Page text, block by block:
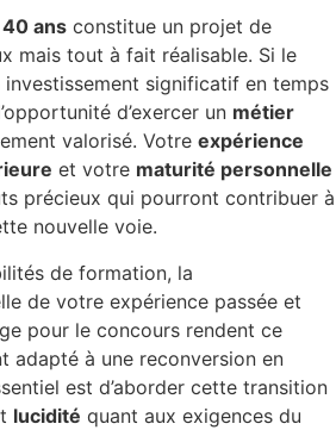
ans constitue un projet de
mais tout à fait réalisable. Si le
investissement significatif en temps
d’exercer un métier
valorisé. Votre expérience
et votre maturité personnelle
précieux qui pourront contribuer à
nouvelle voie.
de formation, la
de votre expérience passée et
pour le concours rendent ce
adapté à une reconversion en
est d’aborder cette transition
lucidité quant aux exigences du